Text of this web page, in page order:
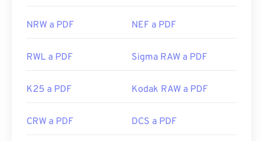
NRW a PDF NEF a PDF
RWL a PDF Sigma RAW a PDF
K25 a PDF Kodak RAW a PDF
CRW a PDF DCS a PDF